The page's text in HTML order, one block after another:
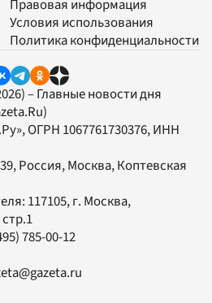
Правовая информация
Условия использования
Политика конфиденциальности
– Главные новости дня
, ОГРН 1067761730376, ИНН
Россия, Москва, Коптевская
117105, г. Москва,
785-00-12